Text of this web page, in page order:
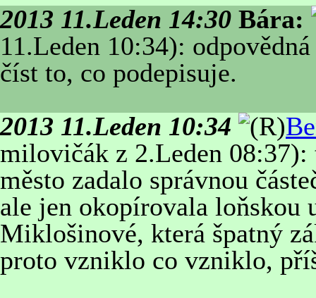
2013 11.Leden 14:30 Bára:
11.Leden 10:34):
číst to, co podepisuje.
2013 11.Leden 10:34
milovičák z 2.Leden 08:37):
město zadalo správnou
ale jen okopírovala loňskou
Miklošinové, která špatný
proto vzniklo co vzniklo,